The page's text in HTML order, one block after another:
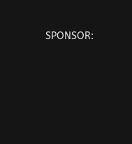
SPONSOR: